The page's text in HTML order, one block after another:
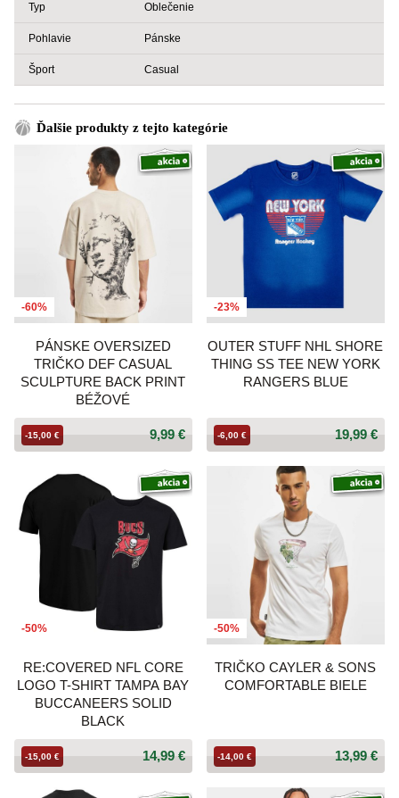
Typ Oblečenie
Pohlavie Pánske
Šport Casual
Ďalšie produkty z tejto kategórie
-60%
PÁNSKE OVERSIZED
TRIČKO DEF CASUAL
SCULPTURE BACK PRINT
BÉŽOVÉ
9,99 €
-15,00 €
-23%
OUTER STUFF NHL SHORE
THING SS TEE NEW YORK
RANGERS BLUE
19,99 €
-6,00 €
-50%
RE:COVERED NFL CORE
LOGO T-SHIRT TAMPA BAY
BUCCANEERS SOLID
BLACK
14,99 €
-15,00 €
-50%
TRIČKO CAYLER & SONS
COMFORTABLE BIELE
13,99 €
-14,00 €